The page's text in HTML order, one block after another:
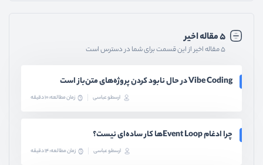
۵ مقاله اخیر
۵ مقاله اخیر از این قسمت برای شما در دسترس است
Vibe Coding در حال نابود کردن پروژه‌های متن‌باز است
ارسطو عباسی زمان مطالعه: 10 دقیقه
چرا ادغام Event Loopها کار ساده‌ای نیست؟
ارسطو عباسی زمان مطالعه: 14 دقیقه